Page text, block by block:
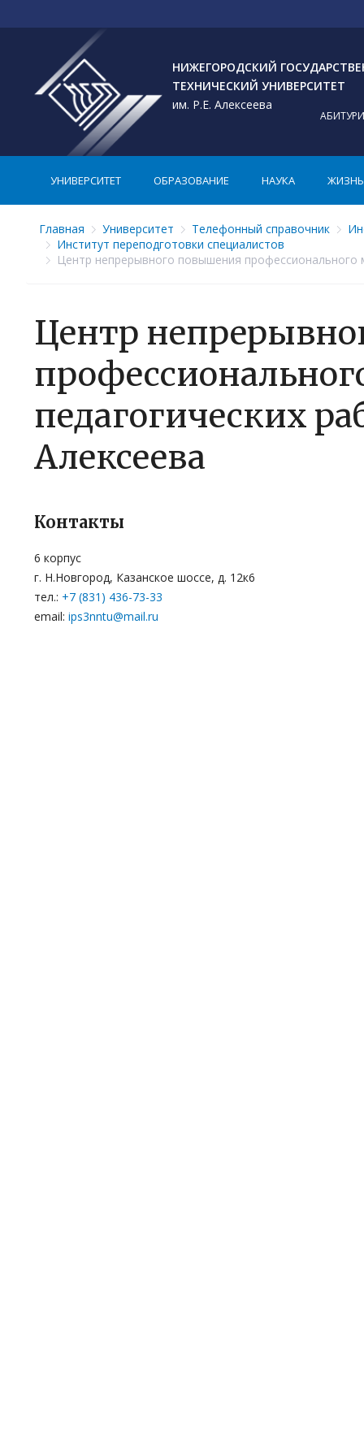
НИЖЕГОРОДСКИЙ
ТЕХНИЧЕСКИЙ УНИВЕРСИТЕТ
им. Р.Е. Алексеева
УНИВЕРСИТЕТ ОБРАЗОВАНИЕ НАУКА ЖИЗНЬ
Главная Университет Телефонный справочник
Институт переподготовки специалистов
Центр непрерывного повышения профессионального
Центр
педагогических
Алексеева
Контакты
6 корпус
г. Н.Новгород, Казанское шоссе, д. 12к6
тел.: +7 (831) 436-73-33
email: ips3nntu@mail.ru